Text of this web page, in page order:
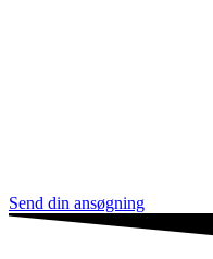
Send din ansøgning